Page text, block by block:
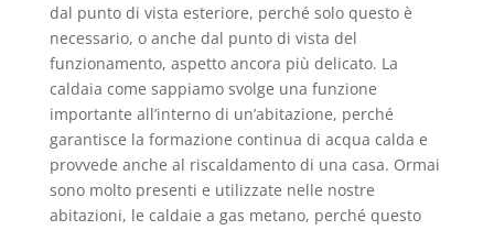
dal punto di vista esteriore, perché solo questo è
necessario, o anche dal punto di vista del
funzionamento, aspetto ancora più delicato. La
caldaia come sappiamo svolge una funzione
importante all’interno di un’abitazione, perché
garantisce la formazione continua di acqua calda e
provvede anche al riscaldamento di una casa. Ormai
sono molto presenti e utilizzate nelle nostre
abitazioni, le caldaie a gas metano, perché questo